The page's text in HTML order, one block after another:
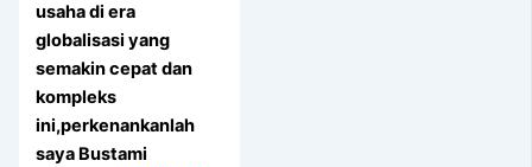
usaha di era
globalisasi yang
semakin cepat dan
kompleks
ini,perkenankanlah
saya Bustami